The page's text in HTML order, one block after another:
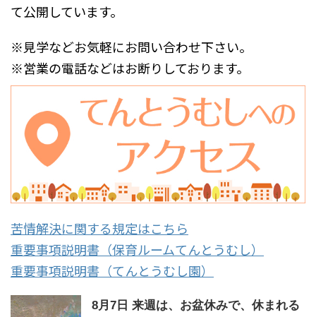
て公開しています。
※見学などお気軽にお問い合わせ下さい。
※営業の電話などはお断りしております。
苦情解決に関する規定はこちら
重要事項説明書（保育ルームてんとうむし）
重要事項説明書（てんとうむし園）
8月7日 来週は、お盆休みで、休まれる